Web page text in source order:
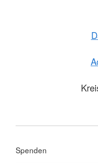
Spenden